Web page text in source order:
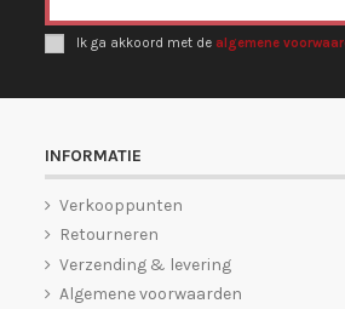
Ik ga akkoord met de algemene
INFORMATIE
Verkooppunten
Retourneren
Verzending & levering
Algemene voorwaarden